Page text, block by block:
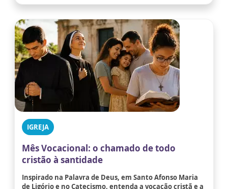
IGREJA
Mês Vocacional: o chamado de todo
cristão à santidade
Inspirado na Palavra de Deus, em Santo Afonso Maria
de Ligório e no Catecismo, entenda a vocação cristã e a